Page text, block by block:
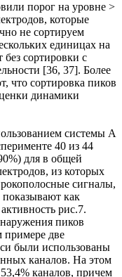
порог на уровне >
которые
не сортируем
единицах на
сортировки с
[36, 37]. Более
что сортировка пиков
динамики
системы A
40 из 44
для в общей
из которых
сигналы,
как
рис.7.
пиков
примере две
были использованы
каналов. На этом
каналов, причем